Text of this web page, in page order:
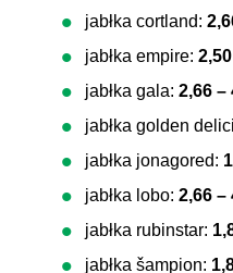
jabłka cortland:
jabłka empire:
jabłka gala: 2,66 –
jabłka golden
jabłka jonagored:
jabłka lobo: 2,66 –
jabłka rubinstar:
jabłka šampion: